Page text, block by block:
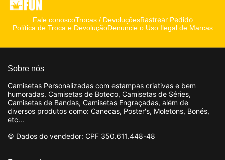
Fale conoscoTrocas / DevoluçõesRastrear Pedido
Política de Troca e DevoluçãoDenuncie o Uso Ilegal de Marcas
Sobre nós
Camisetas Personalizadas com estampas criativas e bem
humoradas. Camisetas de Boteco, Camisetas de Séries,
Camisetas de Bandas, Camisetas Engraçadas, além de
diversos produtos como: Canecas, Poster's, Moletons, Bonés,
etc...
© Dados do vendedor: CPF 350.611.448-48